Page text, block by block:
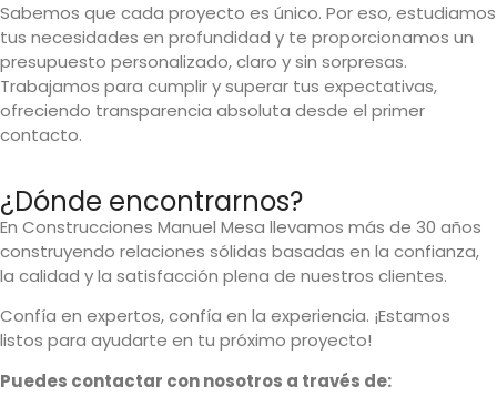
Sabemos que cada proyecto es único. Por eso, estudiamos
tus necesidades en profundidad y te proporcionamos un
presupuesto personalizado, claro y sin sorpresas.
Trabajamos para cumplir y superar tus expectativas,
ofreciendo transparencia absoluta desde el primer
contacto.
¿Dónde encontrarnos?
En Construcciones Manuel Mesa llevamos más de 30 años
construyendo relaciones sólidas basadas en la confianza,
la calidad y la satisfacción plena de nuestros clientes.
Confía en expertos, confía en la experiencia. ¡Estamos
listos para ayudarte en tu próximo proyecto!
Puedes contactar con nosotros a través de: